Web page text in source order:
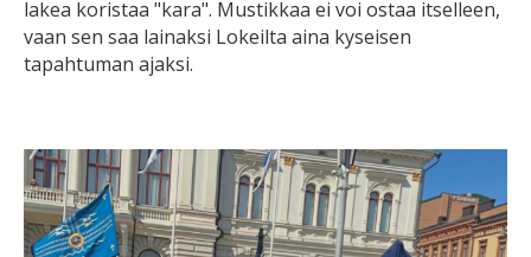
lakea koristaa "kara". Mustikkaa ei voi ostaa itselleen,
vaan sen saa lainaksi Lokeilta aina kyseisen
tapahtuman ajaksi.